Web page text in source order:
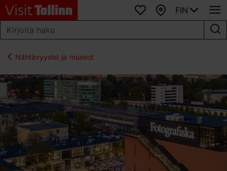
SuosikitKartta
FIN
Nähtävyydet ja museot